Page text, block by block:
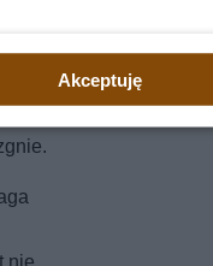
jak zwykła
nie
Akceptuję